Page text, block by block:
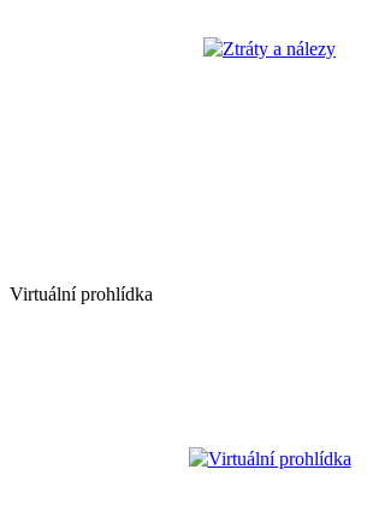
Ztráty a nálezy
Virtuální prohlídka
Virtuální prohlídka